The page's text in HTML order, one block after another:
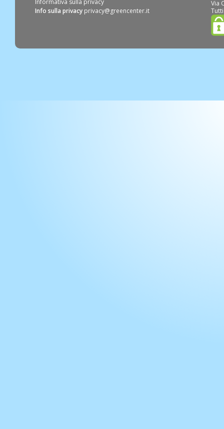
Informativa sulla privacy
Info sulla privacy privacy@greencenter.it
Via